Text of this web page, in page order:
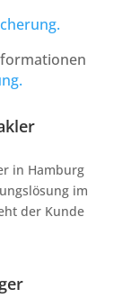
in Hamburg
im
der Kunde